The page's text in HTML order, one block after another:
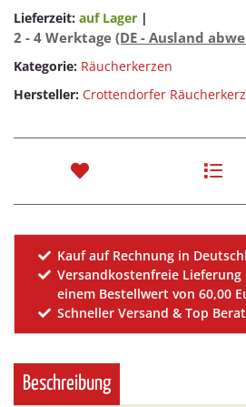
Lieferzeit: auf Lager |
2 - 4 Werktage (DE - Ausland
Kategorie: Räucherkerzen
Hersteller: Crottendorfer
Kauf auf Rechnung in
Versandkostenfreie
einem Bestellwert von 60,00
Schneller Versand & Top
Beschreibung